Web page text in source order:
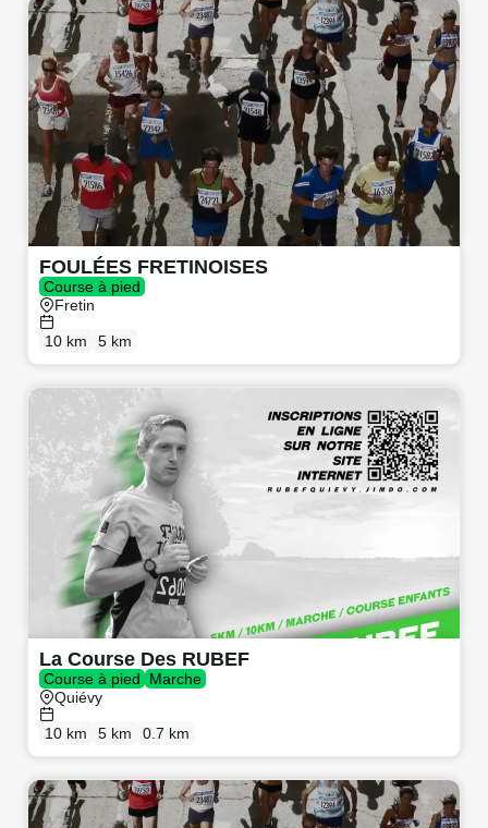
FOULÉES FRETINOISES
Course à pied
Fretin
10 km 5 km
La Course Des RUBEF
Course à pied
Marche
Quiévy
10 km 5 km 0.7 km